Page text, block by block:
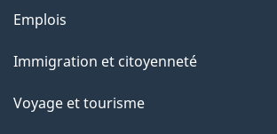
Thèmes
sujets
Emplois
Immigration et citoyenneté
Voyage et tourisme